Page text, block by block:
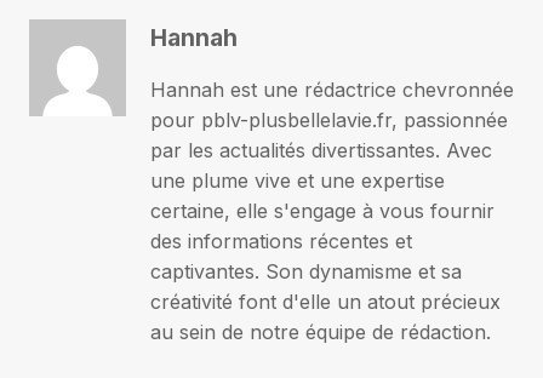
Hannah
Hannah est une rédactrice chevronnée
pour pblv-plusbellelavie.fr, passionnée
par les actualités divertissantes. Avec
une plume vive et une expertise
certaine, elle s'engage à vous fournir
des informations récentes et
captivantes. Son dynamisme et sa
créativité font d'elle un atout précieux
au sein de notre équipe de rédaction.